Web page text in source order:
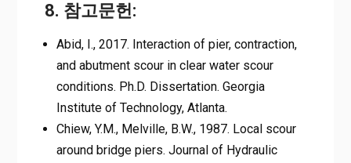
8. 참고문헌:
Abid, I., 2017. Interaction of pier, contraction,
and abutment scour in clear water scour
conditions. Ph.D. Dissertation. Georgia
Institute of Technology, Atlanta.
Chiew, Y.M., Melville, B.W., 1987. Local scour
around bridge piers. Journal of Hydraulic